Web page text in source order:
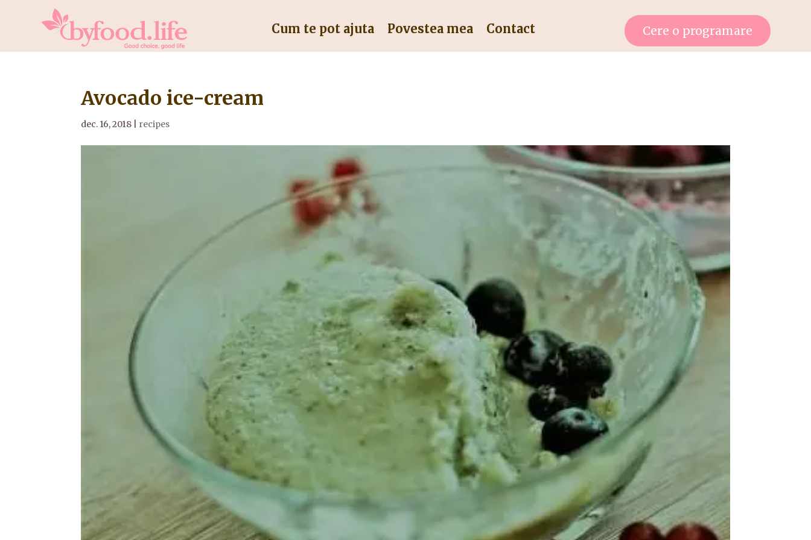
Cum te pot ajuta Povestea mea Contact Cere o programare
Avocado ice-cream
dec. 16, 2018 recipes